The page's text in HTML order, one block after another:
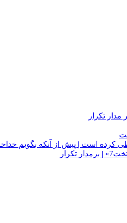
کرده است | پیش از آنکه بگویم